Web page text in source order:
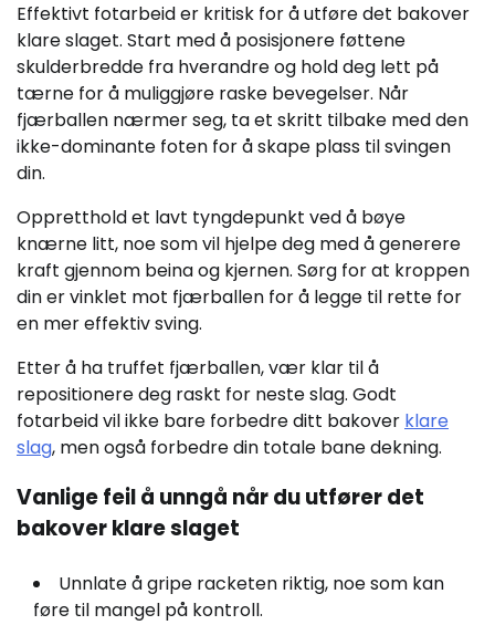
Effektivt fotarbeid er kritisk for å utføre det bakover
klare slaget. Start med å posisjonere føttene
skulderbredde fra hverandre og hold deg lett på
tærne for å muliggjøre raske bevegelser. Når
fjærballen nærmer seg, ta et skritt tilbake med den
ikke-dominante foten for å skape plass til svingen
din.
Oppretthold et lavt tyngdepunkt ved å bøye
knærne litt, noe som vil hjelpe deg med å generere
kraft gjennom beina og kjernen. Sørg for at kroppen
din er vinklet mot fjærballen for å legge til rette for
en mer effektiv sving.
Etter å ha truffet fjærballen, vær klar til å
repositionere deg raskt for neste slag. Godt
fotarbeid vil ikke bare forbedre ditt bakover klare
slag, men også forbedre din totale bane dekning.
Vanlige feil å unngå når du utfører det
bakover klare slaget
Unnlate å gripe racketen riktig, noe som kan
føre til mangel på kontroll.